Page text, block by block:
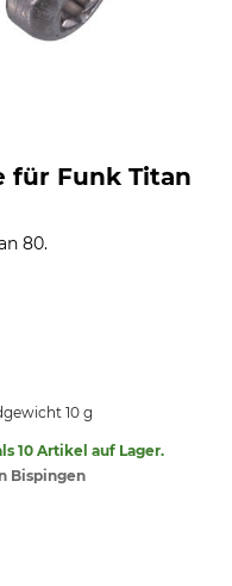
für Funk Titan
80.
10 g
10 Artikel auf Lager.
Bispingen